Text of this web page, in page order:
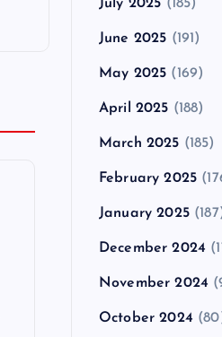
July 2025 (185)
June 2025 (191)
May 2025 (169)
April 2025 (188)
March 2025 (185)
February 2025
January 2025
December 2024
November 2024
October 2024